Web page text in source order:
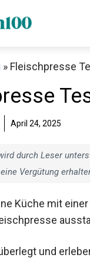
» Fleischpresse
April 24, 2025
durch Leser
Vergütung
Küche mit einer
und